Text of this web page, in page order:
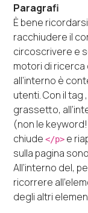
Paragrafi
È bene
racchiudere il
circoscrivere e
motori di
all’interno è
utenti. Con il tag
grassetto,
(non le
chiude </p> e
sulla pagina
All’interno del,
ricorrere
degli altri